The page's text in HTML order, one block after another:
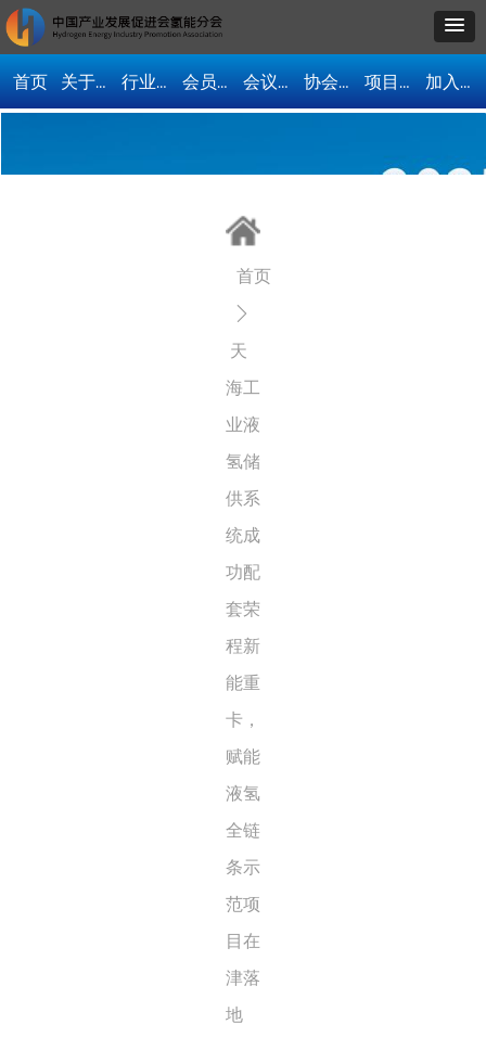
首页 关于我们 行业资讯 会员单位 会议活动 协会动态 项目合作 加入协会
首页
ꄲ
天
海工
业液
氢储
供系
统成
功配
套荣
程新
能重
卡，
赋能
液氢
全链
条示
范项
目在
津落
地